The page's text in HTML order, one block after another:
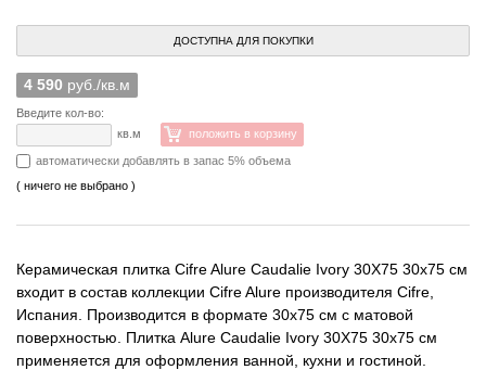
ДОСТУПНА ДЛЯ ПОКУПКИ
4 590 руб./кв.м
Введите кол-во:
кв.м
положить в корзину
автоматически добавлять в запас 5% объема
( ничего не выбрано )
Керамическая плитка Cifre Alure Caudalie Ivory 30X75 30x75 см
входит в состав коллекции Cifre Alure производителя Cifre,
Испания. Производится в формате 30x75 см с матовой
поверхностью. Плитка Alure Caudalie Ivory 30X75 30x75 см
применяется для оформления ванной, кухни и гостиной.